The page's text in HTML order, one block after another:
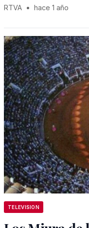
RTVA • hace 1 año
TELEVISION